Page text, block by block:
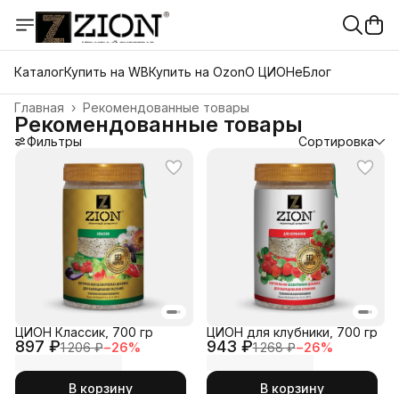
КаталогКупить на WBКупить на OzonО ЦИОНеБлог
Рекомендованные товары
Главная ›
Рекомендованные товары
Фильтры Сортировка
897 ₽1 206 ₽−26%
ЦИОН Классик, 700 гр
В корзину
943 ₽1 268 ₽−26%
ЦИОН для клубники, 700 гр
В корзину